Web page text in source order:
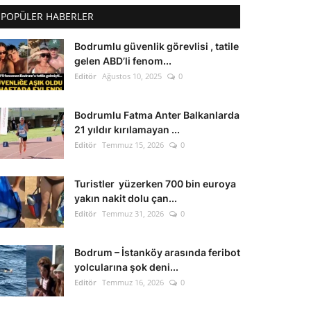
POPÜLER HABERLER
Bodrumlu güvenlik görevlisi , tatile
gelen ABD’li fenom...
Editör Ağustos 10, 2025 0
Bodrumlu Fatma Anter Balkanlarda
21 yıldır kırılamayan ...
Editör Temmuz 15, 2026 0
Turistler yüzerken 700 bin euroya
yakın nakit dolu çan...
Editör Temmuz 31, 2026 0
Bodrum – İstanköy arasında feribot
yolcularına şok deni...
Editör Temmuz 16, 2026 0